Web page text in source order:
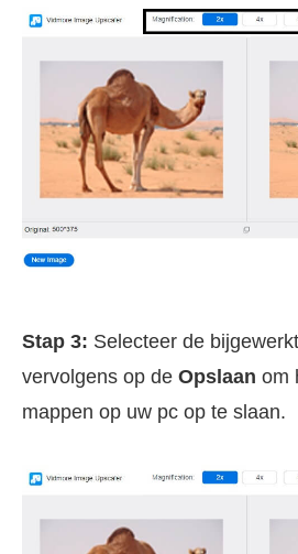
Stap 3: Selecteer de
vervolgens op de Opslaan om
mappen op uw pc op te slaan.